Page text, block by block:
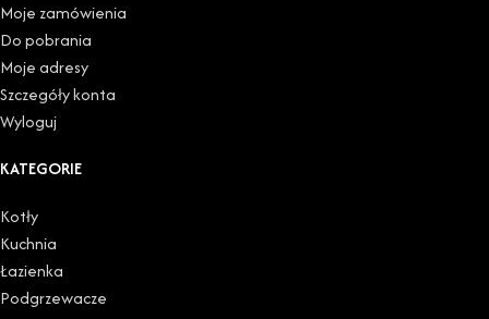
Moje zamówienia
Do pobrania
Moje adresy
Szczegóły konta
Wyloguj
KATEGORIE
Kotły
Kuchnia
Łazienka
Podgrzewacze